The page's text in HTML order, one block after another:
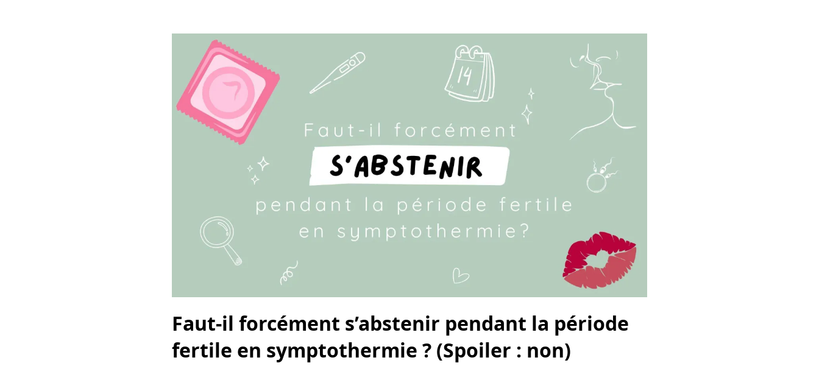
Faut-il forcément s’abstenir pendant la période
fertile en symptothermie ? (Spoiler : non)